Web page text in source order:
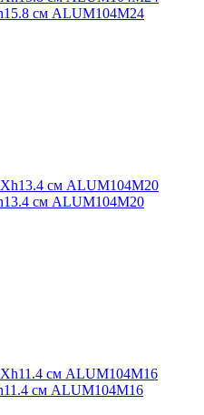
см ALUM104M24
см ALUM104M20
см ALUM104M16